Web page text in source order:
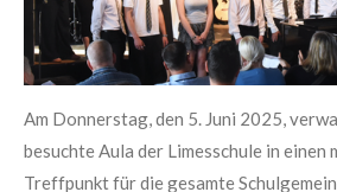
Am Donnerstag, den 5. Juni 2025,
besuchte Aula der Limesschule in einen
Treffpunkt für die gesamte